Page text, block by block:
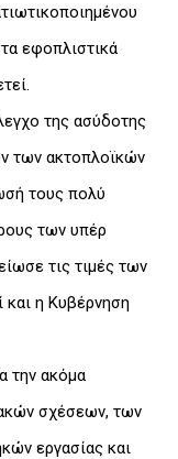
εφοπλιστικά
της ασύδοτης
των ακτοπλοϊκών
τους πολύ
των υπέρ
τις τιμές των
και η Κυβέρνηση
την ακόμα
σχέσεων, των
εργασίας και